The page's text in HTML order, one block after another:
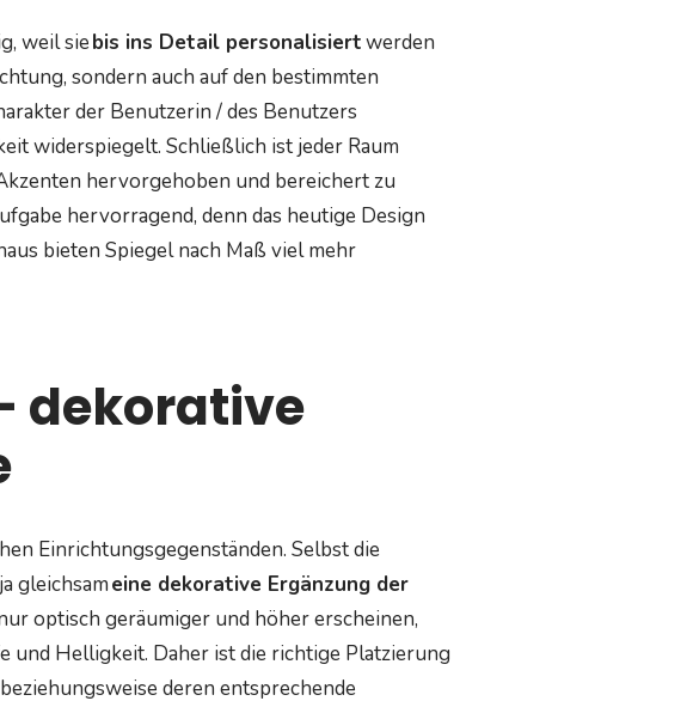
weil siebis ins Detail personalisiertwerden
sondern auch auf den bestimmten
der Benutzerin / des Benutzers
widerspiegelt. Schließlich ist jeder Raum
hervorgehoben und bereichert zu
hervorragend, denn das heutige Design
bieten Spiegel nach Maß viel mehr
dekorative
Einrichtungsgegenständen. Selbst die
gleichsameine dekorative Ergänzung der
optisch geräumiger und höher erscheinen,
und Helligkeit. Daher ist die richtige Platzierung
deren entsprechende